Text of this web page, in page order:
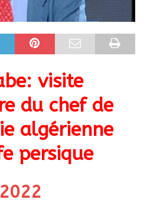
visite
du chef de
algérienne
persique